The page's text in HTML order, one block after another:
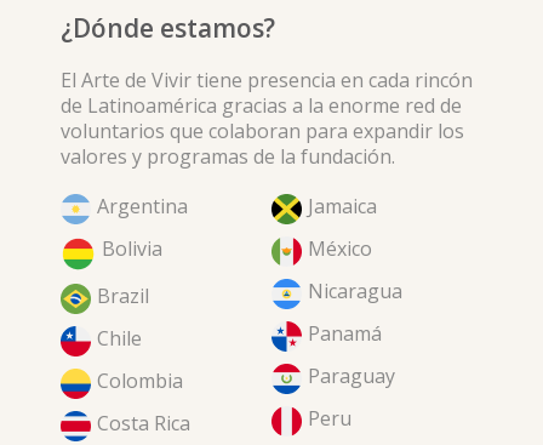
¿Dónde estamos?
El Arte de Vivir tiene presencia en cada rincón
de Latinoamérica gracias a la enorme red de
voluntarios que colaboran para expandir los
valores y programas de la fundación.
Argentina
Bolivia
Brazil
Chile
Colombia
Costa Rica
Jamaica
México
Nicaragua
Panamá
Paraguay
Peru